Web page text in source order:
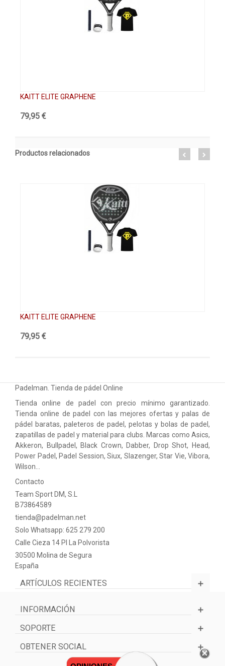
KAITT ELITE GRAPHENE
79,95 €
Productos relacionados
KAITT ELITE GRAPHENE
79,95 €
Padelman. Tienda de pádel Online
Tienda online de padel con precio mínimo garantizado.
Tienda online de padel con las mejores ofertas y palas de
pádel baratas, paleteros de padel, pelotas y bolas de padel,
zapatillas de padel y material para clubs. Marcas como Asics,
Akkeron, Bullpadel, Black Crown, Dabber, Drop Shot, Head,
Power Padel, Padel Session, Siux, Slazenger, Star Vie, Vibora,
Wilson…
Contacto
Team Sport DM, S.L
B73864589
tienda@padelman.net
Solo Whatsapp: 625 279 200
Calle Cieza 14 PI La Polvorista
30500 Molina de Segura
España
ARTÍCULOS RECIENTES
INFORMACIÓN
SOPORTE
OBTENER SOCIAL